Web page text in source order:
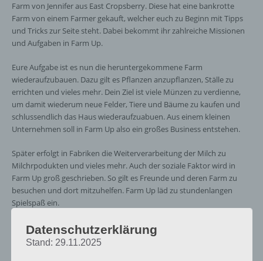
Farm von Jennifer aus East Cropsberry. Diese hat eine bankrotte
Farm von einem Farmer gekauft, welcher euch zu Beginn mit Tipps
und Tricks zur Seite steht. Dabei bekommt ihr zahlreiche Missionen
und Aufgaben in Farm Up.
Eure Aufgabe ist es nun die heruntergekommene Farm
wiederaufzubauen. Dazu gilt es Pflanzen anzupflanzen, Ställe zu
errichten und vieles mehr. Dein Ziel ist viele Münzen zu verdienne,
um damit wiederum neue Felder, Tiere und Bäume zu kaufen und
schlussendlich das Haus wiederaufzuabuen. Aus einem kleinen
Unternehmen soll in Farm Up also ein großes Business entstehen.
Später erfolgt in Fabriken die Weiterverarbeitung der Milch zu
Milchrpodukten und vieles mehr. Auch der soziale Faktor wird in
Farm Up groß geschrieben. So gilt es Freunde und deren Farm zu
besuchen und dort mitzuhelfen. Farm Up läd zu stundenlangen
Spielspaß ein.
Datenschutzerklärung
Stand: 29.11.2025